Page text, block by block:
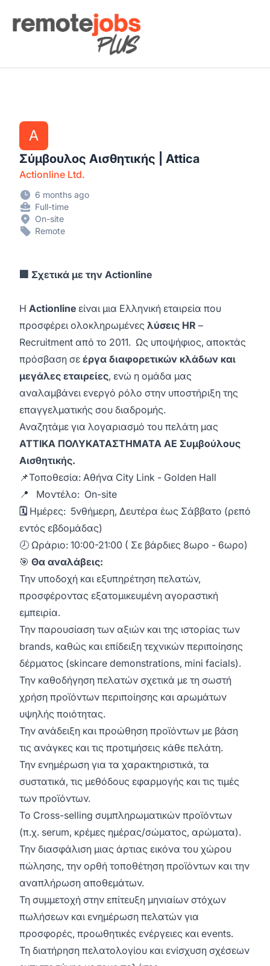
Remote Jobs Plus
A
Σύμβουλος Αισθητικής | Attica
Actionline Ltd.
6 months ago
Full-time
On-site
Remote
🏢 Σχετικά με την Actionline
Η Actionline είναι μια Ελληνική εταιρεία που
προσφέρει ολοκληρωμένες λύσεις HR –
Recruitment από το 2011. Ως υποψήφιος, αποκτάς
πρόσβαση σε έργα διαφορετικών κλάδων και
μεγάλες εταιρείες, ενώ η ομάδα μας
αναλαμβάνει ενεργό ρόλο στην υποστήριξη της
επαγγελματικής σου διαδρομής.
Αναζητάμε για λογαριασμό του πελάτη μας
ΑΤΤΙΚΑ ΠΟΛΥΚΑΤΑΣΤΗΜΑΤΑ ΑΕ Συμβούλους
Αισθητικής.
📌Τοποθεσία: Αθήνα City Link - Golden Hall
📍 Μοντέλο: On-site
🗓️ Ημέρες: 5νθήμερη, Δευτέρα έως Σάββατο (ρεπό
εντός εβδομάδας)
🕗 Ωράριο: 10:00-21:00 ( Σε βάρδιες 8ωρο - 6ωρο)
🎯 Θα αναλάβεις:
Την υποδοχή και εξυπηρέτηση πελατών,
προσφέροντας εξατομικευμένη αγοραστική
εμπειρία.
Την παρουσίαση των αξιών και της ιστορίας των
brands, καθώς και επίδειξη τεχνικών περιποίησης
δέρματος (skincare demonstrations, mini facials).
Την καθοδήγηση πελατών σχετικά με τη σωστή
χρήση προϊόντων περιποίησης και αρωμάτων
υψηλής ποιότητας.
Την ανάδειξη και προώθηση προϊόντων με βάση
τις ανάγκες και τις προτιμήσεις κάθε πελάτη.
Την ενημέρωση για τα χαρακτηριστικά, τα
συστατικά, τις μεθόδους εφαρμογής και τις τιμές
των προϊόντων.
Το Cross-selling συμπληρωματικών προϊόντων
(π.χ. serum, κρέμες ημέρας/σώματος, αρώματα).
Την διασφάλιση μιας άρτιας εικόνα του χώρου
πώλησης, την ορθή τοποθέτηση προϊόντων και την
αναπλήρωση αποθεμάτων.
Τη συμμετοχή στην επίτευξη μηνιαίων στόχων
πωλήσεων και ενημέρωση πελατών για
προσφορές, προωθητικές ενέργειες και events.
Τη διατήρηση πελατολογίου και ενίσχυση σχέσεων